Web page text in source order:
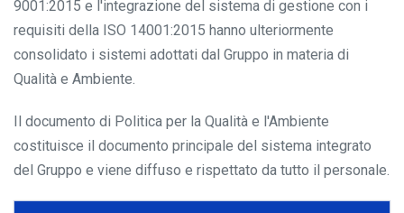
9001:2015 e l'integrazione del sistema di gestione con i
requisiti della ISO 14001:2015 hanno ulteriormente
consolidato i sistemi adottati dal Gruppo in materia di
Qualità e Ambiente.
Il documento di Politica per la Qualità e l'Ambiente
costituisce il documento principale del sistema integrato
del Gruppo e viene diffuso e rispettato da tutto il personale.